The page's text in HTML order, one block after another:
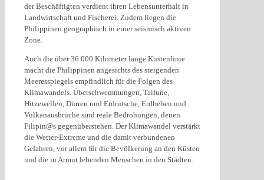
der Beschäftigten verdient ihren Lebensunterhalt in
Landwirtschaft und Fischerei. Zudem liegen die
Philippinen geographisch in einer seismisch aktiven
Zone.
Auch die über 36.000 Kilometer lange Küstenlinie
macht die Philippinen angesichts des steigenden
Meeresspiegels empfindlich für die Folgen des
Klimawandels. Überschwemmungen, Taifune,
Hitzewellen, Dürren und Erdrutsche, Erdbeben und
Vulkanausbrüche sind reale Bedrohungen, denen
Filipin@s gegenüberstehen. Der Klimawandel verstärkt
die Wetter-Extreme und die damit verbundenen
Gefahren, vor allem für die Bevölkerung an den Küsten
und die in Armut lebenden Menschen in den Städten.